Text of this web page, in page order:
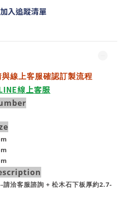
加入追蹤清單
線上客服確認訂製流程
線上客服
洽客服諮詢 + 松木石下板厚約2.7-